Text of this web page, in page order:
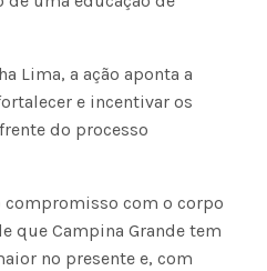
Lima, a ação aponta a
e incentivar os
do processo
compromisso com o corpo
que Campina Grande tem
no presente e, com